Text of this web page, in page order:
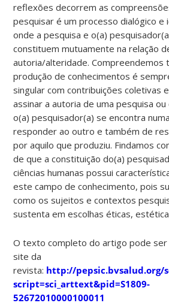
reflexões decorrem as
pesquisar é um processo dialógico e
onde a pesquisa e o(a)
constituem mutuamente na relação
autoria/alteridade. Compreendemos
produção de conhecimentos é
singular com contribuições coletivas
assinar a autoria de uma pesquisa
o(a) pesquisador(a) se encontra
responder ao outro e também de
por aquilo que produziu. Findamos
de que a constituição do(a)
ciências humanas possui
este campo de conhecimento, pois
como os sujeitos e contextos
sustenta em escolhas éticas,
O texto completo do artigo pode ser
site da
revista: http://pepsic.bvsalud.org/
script=sci_arttext&pid=S1809-
52672010000100011